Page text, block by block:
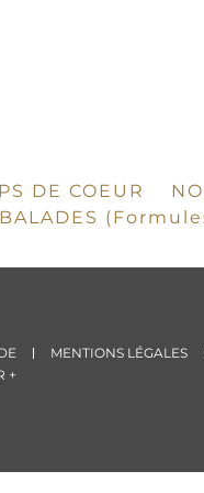
DE COEUR
MENTIONS LÉGALES
+